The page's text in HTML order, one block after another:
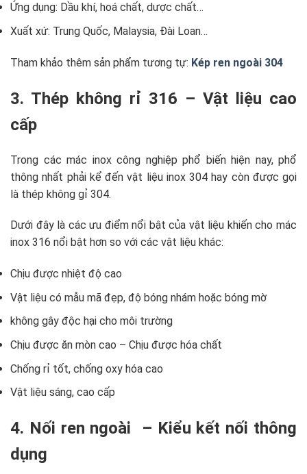
Ứng dụng: Dầu khí, hoá chất, dược chất…
Xuất xứ: Trung Quốc, Malaysia, Đài Loan…
Tham khảo thêm sản phẩm tương tự: Kép ren ngoài 304
3. Thép không rỉ 316 – Vật liệu cao
cấp
Trong các mác inox công nghiệp phổ biến hiện nay, phổ
thông nhất phải kể đến vật liệu inox 304 hay còn được gọi
là thép không gỉ 304.
Dưới đây là các ưu điểm nổi bật của vật liệu khiến cho mác
inox 316 nổi bật hơn so với các vật liệu khác:
Chịu được nhiệt độ cao
Vật liệu có mẫu mã đẹp, độ bóng nhám hoặc bóng mờ
không gây độc hại cho môi trường
Chịu được ăn mòn cao – Chịu được hóa chất
Chống rỉ tốt, chống oxy hóa cao
Vật liệu sáng, cao cấp
4. Nối ren ngoài – Kiểu kết nối thông
dụng